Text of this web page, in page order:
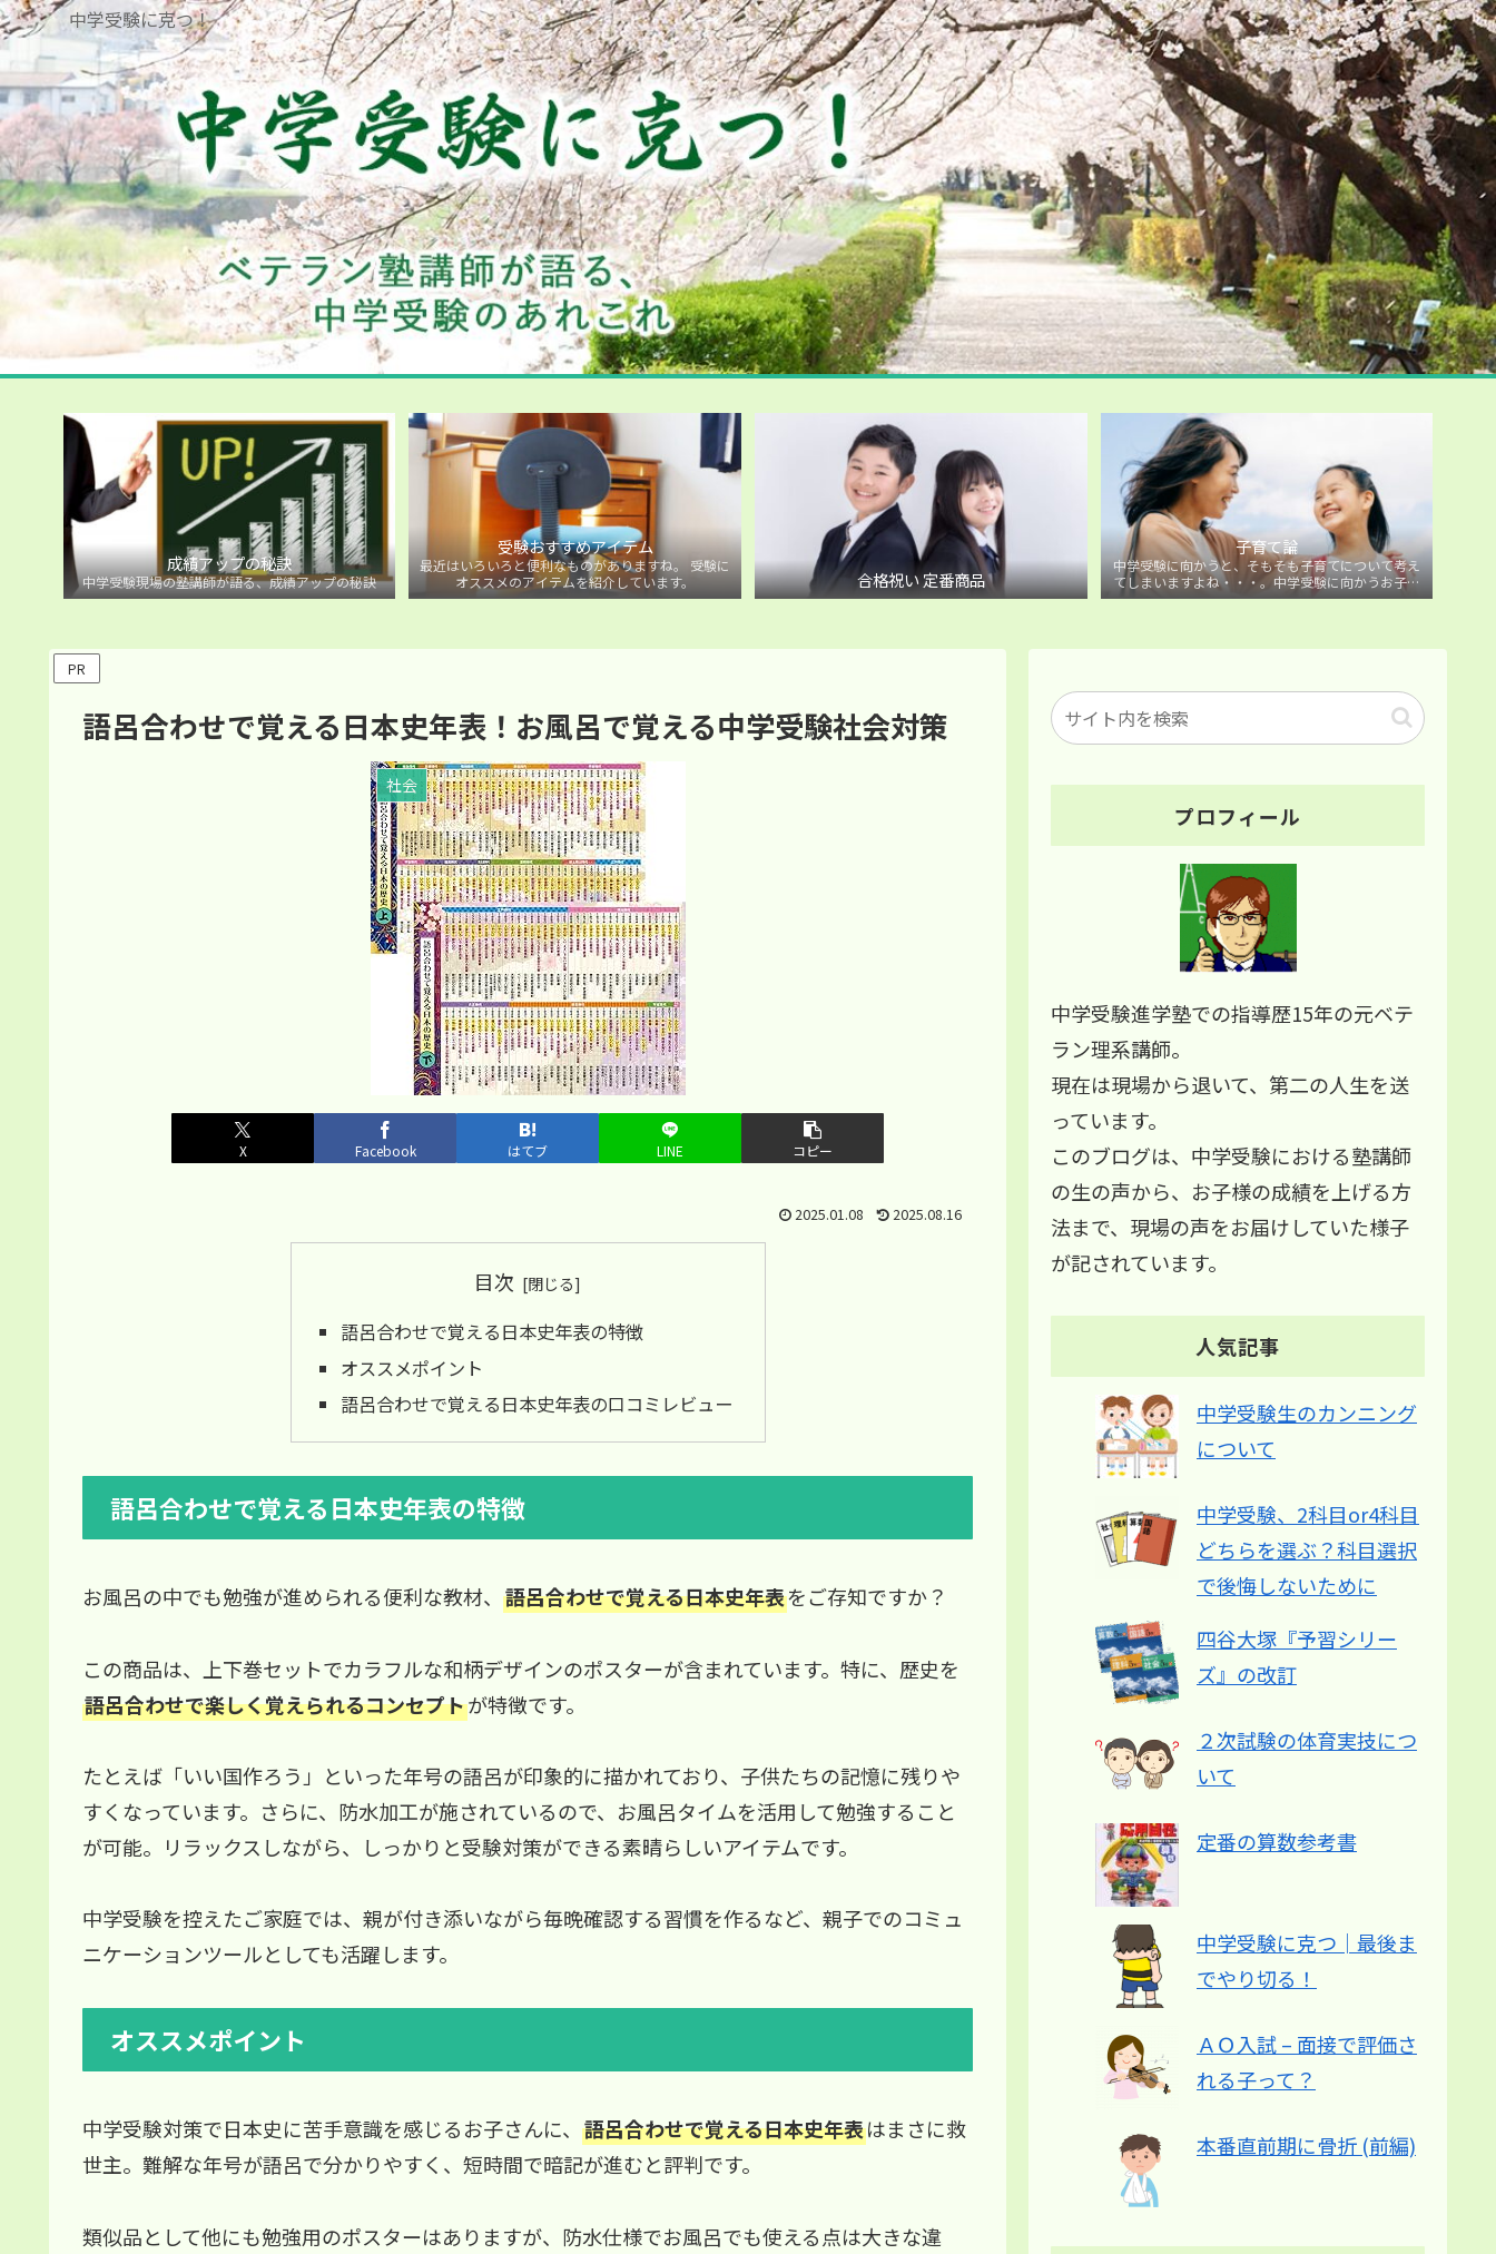
中学受験に克つ！
成績アップの秘訣
中学受験現場の塾講師が語る、成績アップの秘訣
受験おすすめアイテム
最近はいろいろと便利なものがありますね。 受験に
オススメのアイテムを紹介しています。
合格祝い 定番商品
子育て論
中学受験に向かうと、そもそも子育てについて考え
てしまいますよね・・・。中学受験に向かうお子様
を持つ保護者の方に向けた子育て論について。
PR
語呂合わせで覚える日本史年表！お風呂で覚える中学受験社会対策
社会
X Facebook はてブ LINE コピー
2025.01.08 2025.08.16
目次
語呂合わせで覚える日本史年表の特徴
オススメポイント
語呂合わせで覚える日本史年表の口コミレビュー
語呂合わせで覚える日本史年表の特徴
お風呂の中でも勉強が進められる便利な教材、 語呂合わせで覚える日本史年表をご存知ですか？
この商品は、上下巻セットでカラフルな和柄デザインのポスターが含まれています。特に、歴史を
語呂合わせで楽しく覚えられるコンセプトが特徴です。
たとえば「いい国作ろう」といった年号の語呂が印象的に描かれており、子供たちの記憶に残りや
すくなっています。さらに、防水加工が施されているので、お風呂タイムを活用して勉強すること
が可能。リラックスしながら、しっかりと受験対策ができる素晴らしいアイテムです。
中学受験を控えたご家庭では、親が付き添いながら毎晩確認する習慣を作るなど、親子でのコミュ
ニケーションツールとしても活躍します。
オススメポイント
中学受験対策で日本史に苦手意識を感じるお子さんに、 語呂合わせで覚える日本史年表はまさに救
世主。難解な年号が語呂で分かりやすく、短時間で暗記が進むと評判です。
類似品として他にも勉強用のポスターはありますが、防水仕様でお風呂でも使える点は大きな違
プロフィール
中学受験進学塾での指導歴15年の元ベテ
ラン理系講師。
現在は現場から退いて、第二の人生を送
っています。
このブログは、中学受験における塾講師
の生の声から、お子様の成績を上げる方
法まで、現場の声をお届けしていた様子
が記されています。
人気記事
中学受験生のカンニング
について
中学受験、2科目or4科目
どちらを選ぶ？科目選択
で後悔しないために
四谷大塚『予習シリー
ズ』の改訂
２次試験の体育実技につ
いて
定番の算数参考書
中学受験に克つ│最後ま
でやり切る！
ＡＯ入試 – 面接で評価さ
れる子って？
本番直前期に骨折 (前編)